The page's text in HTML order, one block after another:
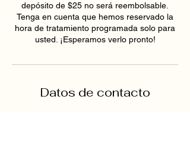
depósito de $25 no será reembolsable.
Tenga en cuenta que hemos reservado la
hora de tratamiento programada solo para
usted. ¡Esperamos verlo pronto!
Datos de contacto